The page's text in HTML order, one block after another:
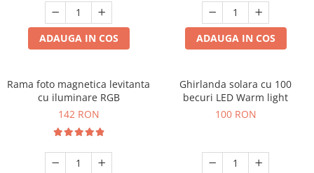
Cadouri pentru Sefi
Cel ce are tot
ADAUGA IN COS ADAUGA IN COS
Rama foto magnetica levitanta
cu iluminare RGB
142 RON
Ghirlanda solara cu 100
becuri LED Warm light
100 RON